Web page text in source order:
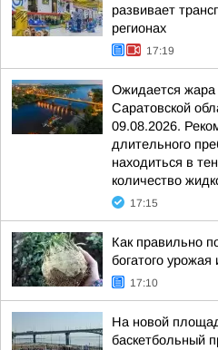
развивает
регионах
17:19
Ожидается жара
Саратовской
09.08.2026.
длительного
находиться в
количество
17:15
Как правильно
богатого урожая
17:10
На новой
баскетбольный